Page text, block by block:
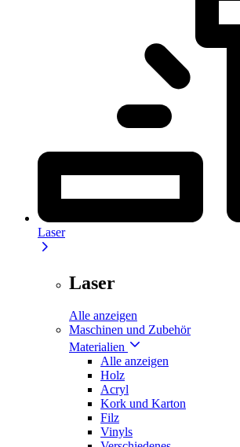
Laser
Laser
Alle anzeigen
Maschinen und Zubehör
Materialien
Alle anzeigen
Holz
Acryl
Kork und Karton
Filz
Vinyls